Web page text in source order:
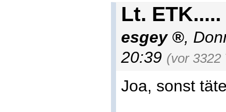
Lt. ETK.....
esgey ,
20:39 (vor 3322
Joa, sonst